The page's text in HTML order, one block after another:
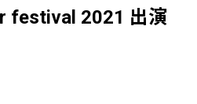
festival 2021 出演